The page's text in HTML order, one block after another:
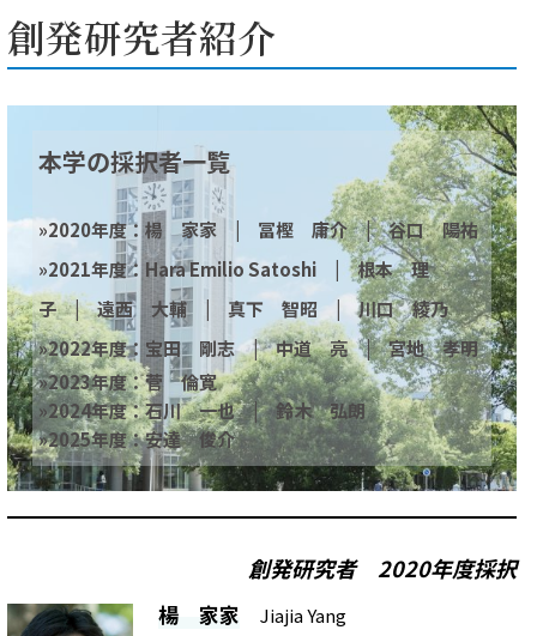
創発研究者紹介
本学の採択者一覧
»2020年度：楊 家家 | 冨樫 庸介|谷口 陽祐
»2021年度：Hara Emilio Satoshi | 根本 理
子|遠西 大輔 | 真下 智昭| 川口 綾乃
»2022年度：宝田 剛志|中道 亮|宮地 孝明
»2023年度：菅 倫寛
»2024年度：石川 一也 | 鈴木 弘朗
»2025年度：安達 俊介
創発研究者 2020年度採択
楊 家家 Jiajia Yang